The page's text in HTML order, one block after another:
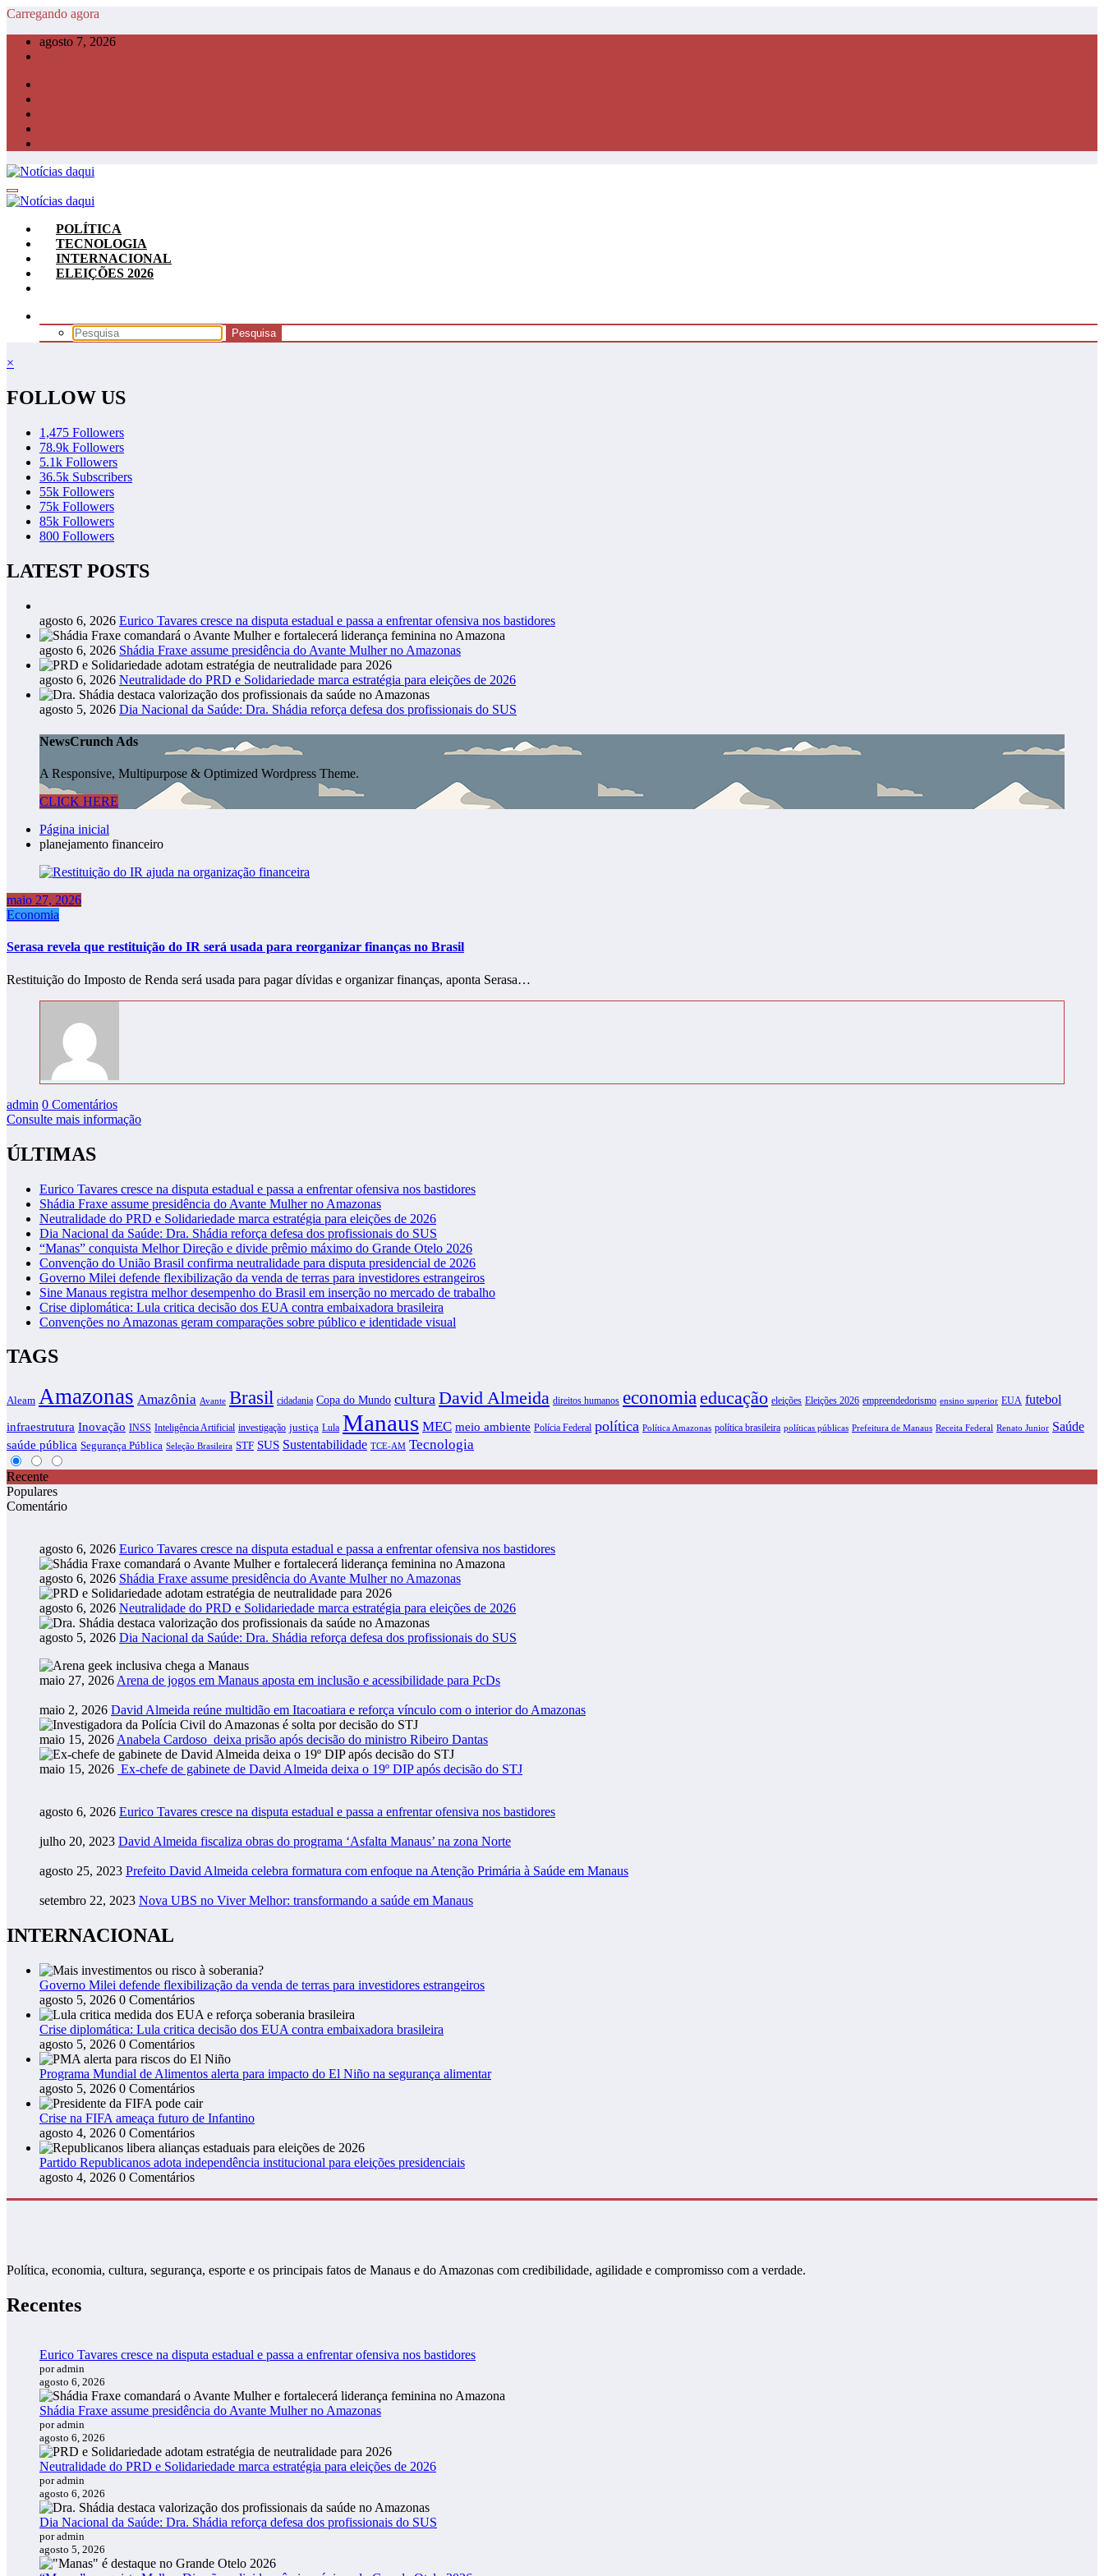
Pular
conteúdo
Carregando agora
agosto 7, 2026
POLÍTICA
TECNOLOGIA
INTERNACIONAL
ELEIÇÕES 2026
×
FOLLOW US
1,475 Followers
78.9k Followers
5.1k Followers
36.5k Subscribers
55k Followers
75k Followers
85k Followers
800 Followers
LATEST POSTS
agosto 6, 2026 Eurico Tavares cresce na disputa estadual e passa a enfrentar ofensiva nos bastidores
agosto 6, 2026 Shádia Fraxe assume presidência do Avante Mulher no Amazonas
agosto 6, 2026 Neutralidade do PRD e Solidariedade marca estratégia para eleições de 2026
agosto 5, 2026 Dia Nacional da Saúde: Dra. Shádia reforça defesa dos profissionais do SUS
NewsCrunch Ads
A Responsive, Multipurpose & Optimized Wordpress Theme.
CLICK HERE
Página inicial
planejamento financeiro
maio 27, 2026
Economia
Serasa revela que restituição do IR será usada para reorganizar finanças no Brasil
Restituição do Imposto de Renda será usada para pagar dívidas e organizar finanças, aponta Serasa…
admin 0 Comentários
Consulte mais informação
ÚLTIMAS
Eurico Tavares cresce na disputa estadual e passa a enfrentar ofensiva nos bastidores
Shádia Fraxe assume presidência do Avante Mulher no Amazonas
Neutralidade do PRD e Solidariedade marca estratégia para eleições de 2026
Dia Nacional da Saúde: Dra. Shádia reforça defesa dos profissionais do SUS
“Manas” conquista Melhor Direção e divide prêmio máximo do Grande Otelo 2026
Convenção do União Brasil confirma neutralidade para disputa presidencial de 2026
Governo Milei defende flexibilização da venda de terras para investidores estrangeiros
Sine Manaus registra melhor desempenho do Brasil em inserção no mercado de trabalho
Crise diplomática: Lula critica decisão dos EUA contra embaixadora brasileira
Convenções no Amazonas geram comparações sobre público e identidade visual
TAGS
Aleam Amazonas Amazônia Avante Brasil cidadania Copa do Mundo cultura David Almeida direitos humanos economiaeducação eleições Eleições 2026 empreendedorismo ensino superior EUA futebol
infraestrutura Inovação INSS Inteligência Artificial investigação justiça Lula Manaus MEC meio ambiente Polícia Federal política Política Amazonas política brasileira políticas públicas Prefeitura de Manaus Receita Federal Renato Junior Saúde
saúde pública Segurança Pública Seleção Brasileira STF SUS Sustentabilidade TCE-AM Tecnologia
Recente
Populares
Comentário
agosto 6, 2026 Eurico Tavares cresce na disputa estadual e passa a enfrentar ofensiva nos bastidores
agosto 6, 2026 Shádia Fraxe assume presidência do Avante Mulher no Amazonas
agosto 6, 2026 Neutralidade do PRD e Solidariedade marca estratégia para eleições de 2026
agosto 5, 2026 Dia Nacional da Saúde: Dra. Shádia reforça defesa dos profissionais do SUS
maio 27, 2026 Arena de jogos em Manaus aposta em inclusão e acessibilidade para PcDs
maio 2, 2026 David Almeida reúne multidão em Itacoatiara e reforça vínculo com o interior do Amazonas
maio 15, 2026 Anabela Cardoso deixa prisão após decisão do ministro Ribeiro Dantas
maio 15, 2026 Ex-chefe de gabinete de David Almeida deixa o 19º DIP após decisão do STJ
agosto 6, 2026 Eurico Tavares cresce na disputa estadual e passa a enfrentar ofensiva nos bastidores
julho 20, 2023 David Almeida fiscaliza obras do programa ‘Asfalta Manaus’ na zona Norte
agosto 25, 2023 Prefeito David Almeida celebra formatura com enfoque na Atenção Primária à Saúde em Manaus
setembro 22, 2023 Nova UBS no Viver Melhor: transformando a saúde em Manaus
INTERNACIONAL
Governo Milei defende flexibilização da venda de terras para investidores estrangeiros
agosto 5, 2026 0 Comentários
Crise diplomática: Lula critica decisão dos EUA contra embaixadora brasileira
agosto 5, 2026 0 Comentários
Programa Mundial de Alimentos alerta para impacto do El Niño na segurança alimentar
agosto 5, 2026 0 Comentários
Crise na FIFA ameaça futuro de Infantino
agosto 4, 2026 0 Comentários
Partido Republicanos adota independência institucional para eleições presidenciais
agosto 4, 2026 0 Comentários
Política, economia, cultura, segurança, esporte e os principais fatos de Manaus e do Amazonas com credibilidade, agilidade e compromisso com a verdade.
Recentes
Eurico Tavares cresce na disputa estadual e passa a enfrentar ofensiva nos bastidores
por admin
agosto 6, 2026
Shádia Fraxe assume presidência do Avante Mulher no Amazonas
por admin
agosto 6, 2026
Neutralidade do PRD e Solidariedade marca estratégia para eleições de 2026
por admin
agosto 6, 2026
Dia Nacional da Saúde: Dra. Shádia reforça defesa dos profissionais do SUS
por admin
agosto 5, 2026